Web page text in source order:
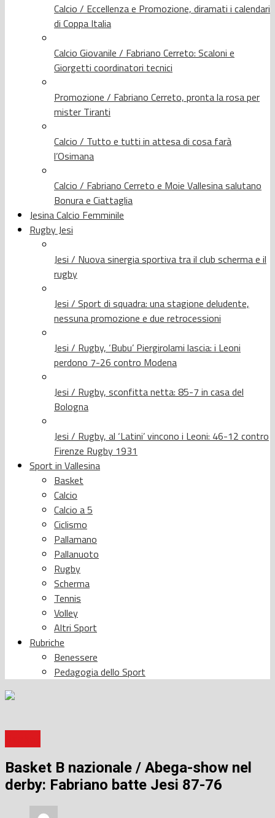
Calcio / Eccellenza e Promozione, diramati i calendari
di Coppa Italia
Calcio Giovanile / Fabriano Cerreto: Scaloni e
Giorgetti coordinatori tecnici
Promozione / Fabriano Cerreto, pronta la rosa per
mister Tiranti
Calcio / Tutto e tutti in attesa di cosa farà
l’Osimana
Calcio / Fabriano Cerreto e Moie Vallesina salutano
Bonura e Ciattaglia
Jesina Calcio Femminile
Rugby Jesi
Jesi / Nuova sinergia sportiva tra il club scherma e il
rugby
Jesi / Sport di squadra: una stagione deludente,
nessuna promozione e due retrocessioni
Jesi / Rugby, ‘Bubu’ Piergirolami lascia: i Leoni
perdono 7-26 contro Modena
Jesi / Rugby, sconfitta netta: 85-7 in casa del
Bologna
Jesi / Rugby, al ‘Latini’ vincono i Leoni: 46-12 contro
Firenze Rugby 1931
Sport in Vallesina
Basket
Calcio
Calcio a 5
Ciclismo
Pallamano
Pallanuoto
Rugby
Scherma
Tennis
Volley
Altri Sport
Rubriche
Benessere
Pedagogia dello Sport
Basket B nazionale / Abega-show nel
derby: Fabriano batte Jesi 87-76